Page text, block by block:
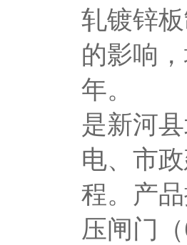
轧镀锌
的影响
年。
是新河
电、市
程。产
压闸门